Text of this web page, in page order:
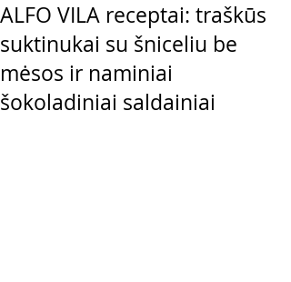
ALFO VILA receptai: traškūs
suktinukai su šniceliu be
mėsos ir naminiai
šokoladiniai saldainiai